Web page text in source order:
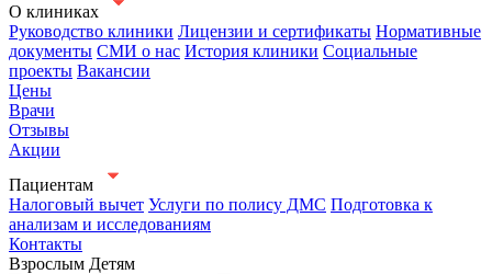
О клиниках
Руководство клиники Лицензии и сертификаты Нормативные
документы СМИ о нас История клиники Социальные
проекты Вакансии
Цены
Врачи
Отзывы
Акции
Пациентам
Налоговый вычет Услуги по полису ДМС Подготовка к
анализам и исследованиям
Контакты
Взрослым Детям